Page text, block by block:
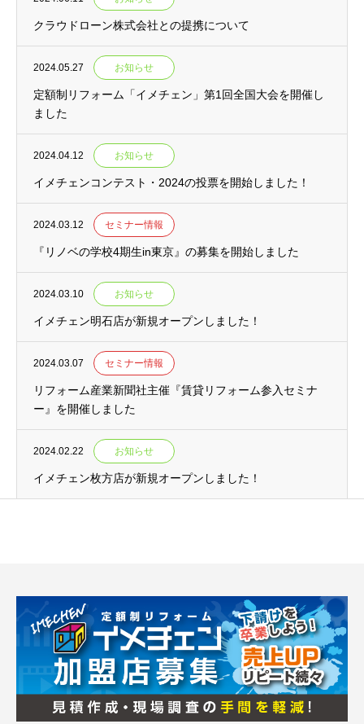
クラウドローン株式会社との提携について
2024.05.27 お知らせ
定額制リフォーム「イメチェン」第1回全国大会を開催し
ました
2024.04.12 お知らせ
イメチェンコンテスト・2024の投票を開始しました！
2024.03.12 セミナー情報
『リノベの学校4期生in東京』の募集を開始しました
2024.03.10 お知らせ
イメチェン明石店が新規オープンしました！
2024.03.07 セミナー情報
リフォーム産業新聞社主催『賃貸リフォーム参入セミナ
ー』を開催しました
2024.02.22 お知らせ
イメチェン枚方店が新規オープンしました！